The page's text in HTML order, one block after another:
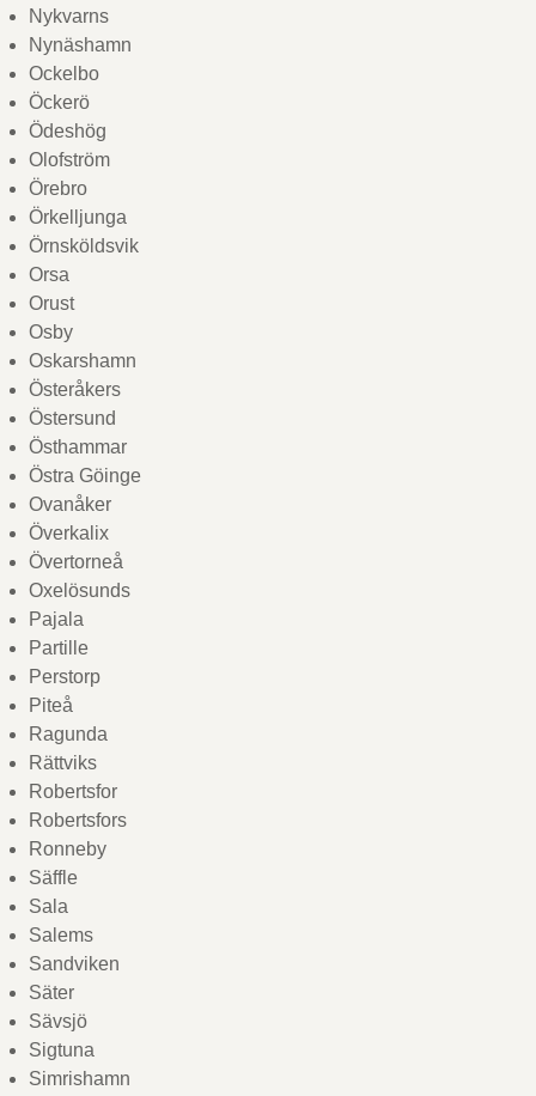
Nykvarns
Nynäshamn
Ockelbo
Öckerö
Ödeshög
Olofström
Örebro
Örkelljunga
Örnsköldsvik
Orsa
Orust
Osby
Oskarshamn
Österåkers
Östersund
Östhammar
Östra Göinge
Ovanåker
Överkalix
Övertorneå
Oxelösunds
Pajala
Partille
Perstorp
Piteå
Ragunda
Rättviks
Robertsfor
Robertsfors
Ronneby
Säffle
Sala
Salems
Sandviken
Säter
Sävsjö
Sigtuna
Simrishamn